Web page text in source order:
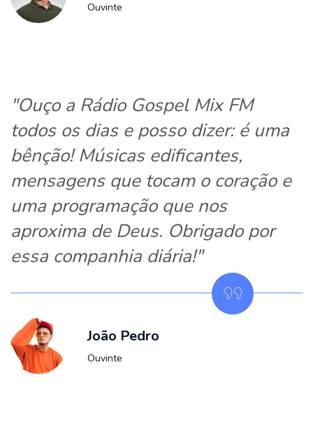
Ouvinte
"Ouço a Rádio Gospel Mix FM
todos os dias e posso dizer: é uma
bênção! Músicas edificantes,
mensagens que tocam o coração e
uma programação que nos
aproxima de Deus. Obrigado por
essa companhia diária!"
João Pedro
Ouvinte